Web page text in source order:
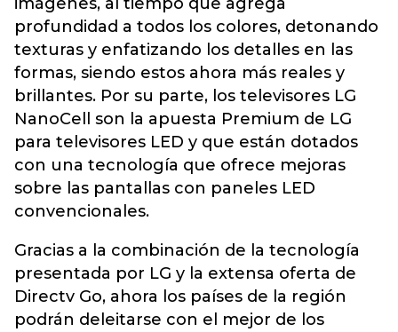
profundidad a todos los colores, detonando
texturas y enfatizando los detalles en las
formas, siendo estos ahora más reales y
brillantes. Por su parte, los televisores LG
NanoCell son la apuesta Premium de LG
para televisores LED y que están dotados
con una tecnología que ofrece mejoras
sobre las pantallas con paneles LED
convencionales.
Gracias a la combinación de la tecnología
presentada por LG y la extensa oferta de
Directv Go, ahora los países de la región
podrán deleitarse con el mejor de los